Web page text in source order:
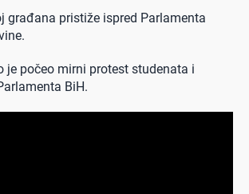
građana pristiže ispred Parlamenta
je počeo mirni protest studenata i
BiH.